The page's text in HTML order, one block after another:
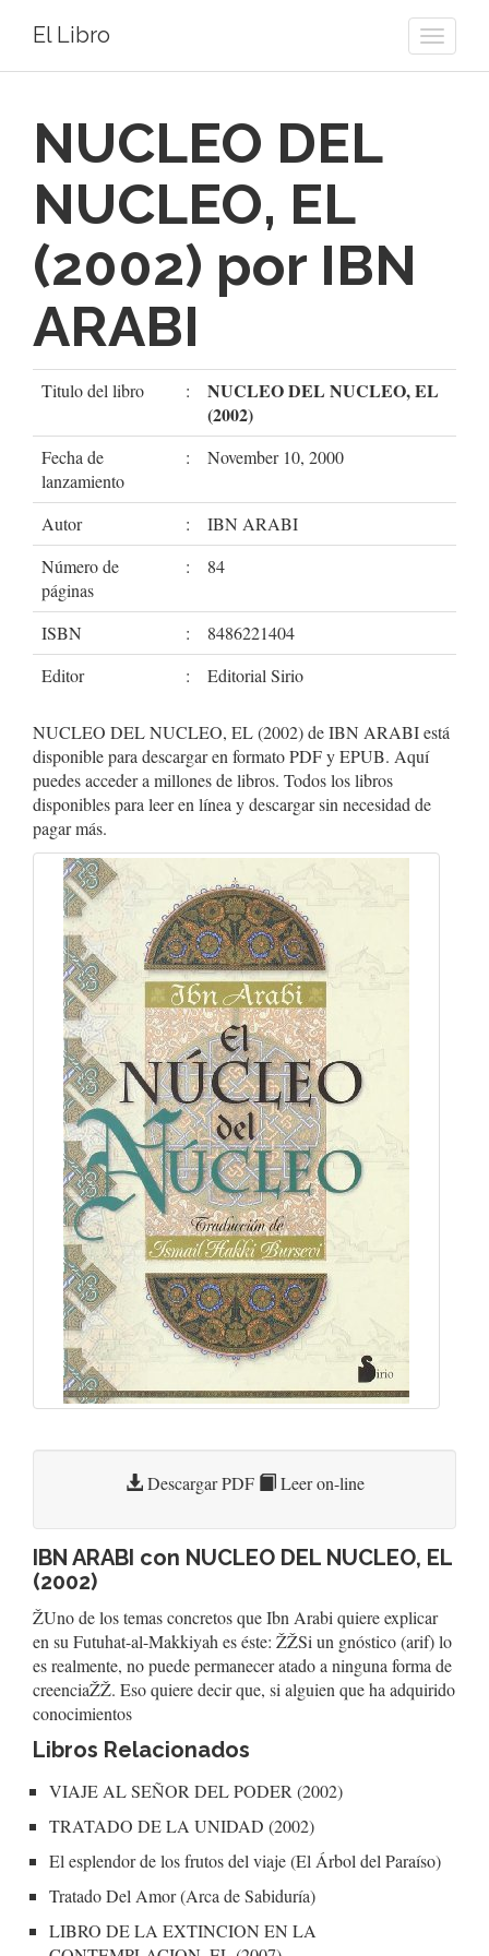
Toggle
El Libro
NUCLEO DEL
NUCLEO, EL
(2002) por IBN
ARABI
Titulo del libro :
NUCLEO DEL NUCLEO, EL
(2002)
Fecha de
lanzamiento
: November 10, 2000
Autor :
IBN ARABI
Número de
páginas
: 84
ISBN :
8486221404
Editor
: Editorial Sirio
NUCLEO DEL NUCLEO, EL (2002) de IBN ARABI está
disponible para descargar en formato PDF y EPUB. Aquí
puedes acceder a millones de libros. Todos los libros
disponibles para leer en línea y descargar sin necesidad de
pagar más.
Descargar PDF Leer on-line
IBN ARABI con NUCLEO DEL NUCLEO, EL
(2002)
ŽUno de los temas concretos que Ibn Arabi quiere explicar
en su Futuhat-al-Makkiyah es éste: ŽŽSi un gnóstico (arif) lo
es realmente, no puede permanecer atado a ninguna forma de
creenciaŽŽ. Eso quiere decir que, si alguien que ha adquirido
conocimientos
Libros Relacionados
VIAJE AL SEÑOR DEL PODER (2002)
TRATADO DE LA UNIDAD (2002)
El esplendor de los frutos del viaje (El Árbol del Paraíso)
Tratado Del Amor (Arca de Sabiduría)
LIBRO DE LA EXTINCION EN LA